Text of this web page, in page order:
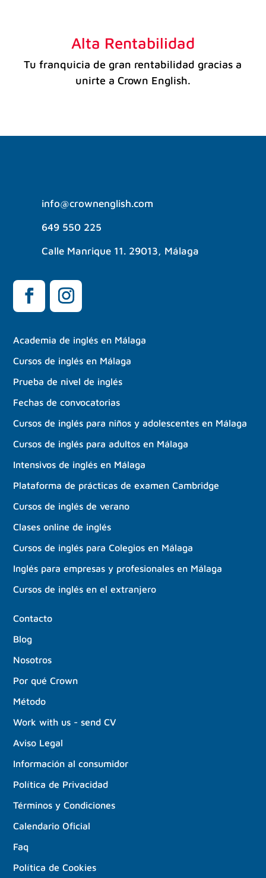
Alta Rentabilidad
Tu franquicia de gran rentabilidad gracias a
unirte a Crown English.
info@crownenglish.com
649 550 225
Calle Manrique 11. 29013, Málaga
Academia de inglés en Málaga
Cursos de inglés en Málaga
Prueba de nivel de inglés
Fechas de convocatorias
Cursos de inglés para niños y adolescentes en Málaga
Cursos de inglés para adultos en Málaga
Intensivos de inglés en Málaga
Plataforma de prácticas de examen Cambridge
Cursos de inglés de verano
Clases online de inglés
Cursos de inglés para Colegios en Málaga
Inglés para empresas y profesionales en Málaga
Cursos de inglés en el extranjero
Contacto
Blog
Nosotros
Por qué Crown
Método
Work with us - send CV
Aviso Legal
Información al consumidor
Política de Privacidad
Términos y Condiciones
Calendario Oficial
Faq
Política de Cookies